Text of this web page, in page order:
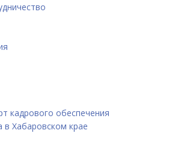
кадрового обеспечения
Хабаровском крае